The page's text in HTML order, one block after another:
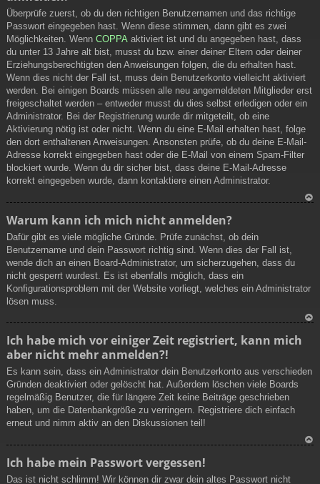
Überprüfe zuerst, ob du den richtigen Benutzernamen und das richtige
Passwort eingegeben hast. Wenn diese stimmen, dann gibt es zwei
Möglichkeiten. Wenn COPPA aktiviert ist und du angegeben hast, dass
du unter 13 Jahre alt bist, musst du bzw. einer deiner Eltern oder deiner
Erziehungsberechtigten den Anweisungen folgen, die du erhalten hast.
Wenn dies nicht der Fall ist, muss dein Benutzerkonto vielleicht aktiviert
werden. Bei einigen Boards müssen alle neu angemeldeten Mitglieder erst
freigeschaltet werden – entweder musst du dies selbst erledigen oder ein
Administrator. Bei der Registrierung wurde dir mitgeteilt, ob eine
Aktivierung nötig ist oder nicht. Wenn du eine E-Mail erhalten hast, folge
den dort enthaltenen Anweisungen. Ansonsten prüfe, ob du deine E-Mail-
Adresse korrekt eingegeben hast oder die E-Mail von einem Spam-Filter
blockiert wurde. Wenn du dir sicher bist, dass deine E-Mail-Adresse
korrekt eingegeben wurde, dann kontaktiere einen Administrator.
Warum kann ich mich nicht anmelden?
Dafür gibt es viele mögliche Gründe. Prüfe zunächst, ob dein
Benutzername und dein Passwort richtig sind. Wenn dies der Fall ist,
wende dich an einen Board-Administrator, um sicherzugehen, dass du
nicht gesperrt wurdest. Es ist ebenfalls möglich, dass ein
Konfigurationsproblem mit der Website vorliegt, welches ein Administrator
lösen muss.
ob
Ich habe mich vor einiger Zeit registriert, kann mich
aber nicht mehr anmelden?!
Es kann sein, dass ein Administrator dein Benutzerkonto aus verschieden
Gründen deaktiviert oder gelöscht hat. Außerdem löschen viele Boards
regelmäßig Benutzer, die für längere Zeit keine Beiträge geschrieben
haben, um die Datenbankgröße zu verringern. Registriere dich einfach
erneut und nimm aktiv an den Diskussionen teil!
Ich habe mein Passwort vergessen!
Das ist nicht schlimm! Wir können dir zwar dein altes Passwort nicht